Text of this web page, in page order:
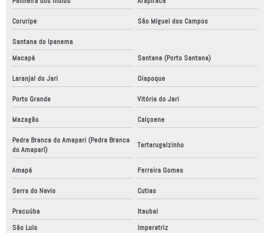
Coruripe São Miguel dos Campos
Santana do Ipanema
Macapá
Santana (Porto Santana)
Laranjal do Jari Oiapoque
Porto Grande Vitória do Jari
Mazagão Calçoene
Pedra Branca do Amapari (Pedra Branca
do Amaparí)
Tartarugalzinho
Amapá Ferreira Gomes
Serra do Navio Cutias
Pracuúba
Itaubal
São Luís
Imperatriz